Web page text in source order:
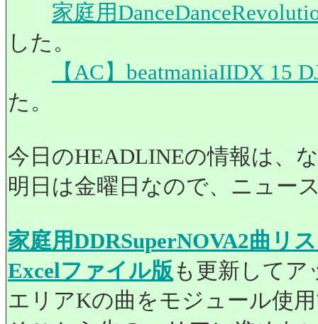
家庭用
した。
【AC】beatmaniaIIDX 15
た。
今日のHEADLINEの情報は、
明日は金曜日なので、ニュー
家庭用DDRSuperNOVA2曲リ
Excelファイル版も更新して
エリアKの曲をモジュール使